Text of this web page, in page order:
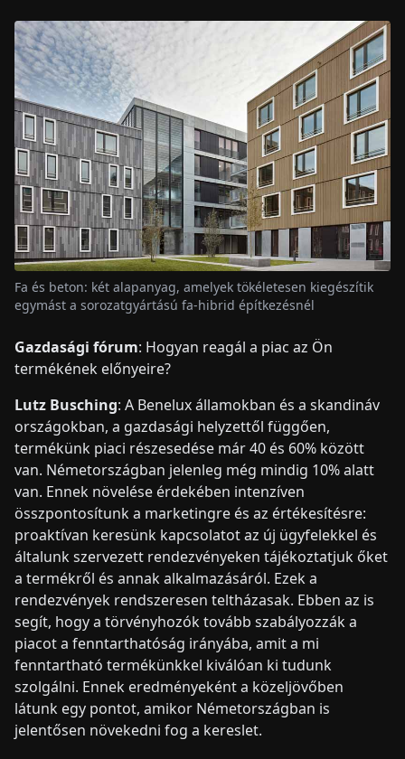
Fa és beton: két alapanyag, amelyek tökéletesen kiegészítik
egymást a sorozatgyártású fa-hibrid építkezésnél
Gazdasági fórum: Hogyan reagál a piac az Ön
termékének előnyeire?
Lutz Busching: A Benelux államokban és a skandináv
országokban, a gazdasági helyzettől függően,
termékünk piaci részesedése már 40 és 60% között
van. Németországban jelenleg még mindig 10% alatt
van. Ennek növelése érdekében intenzíven
összpontosítunk a marketingre és az értékesítésre:
proaktívan keresünk kapcsolatot az új ügyfelekkel és
általunk szervezett rendezvényeken tájékoztatjuk őket
a termékről és annak alkalmazásáról. Ezek a
rendezvények rendszeresen teltházasak. Ebben az is
segít, hogy a törvényhozók tovább szabályozzák a
piacot a fenntarthatóság irányába, amit a mi
fenntartható termékünkkel kiválóan ki tudunk
szolgálni. Ennek eredményeként a közeljövőben
látunk egy pontot, amikor Németországban is
jelentősen növekedni fog a kereslet.